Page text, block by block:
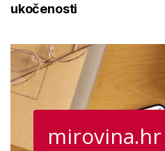
ukočenosti
mirovina.hr